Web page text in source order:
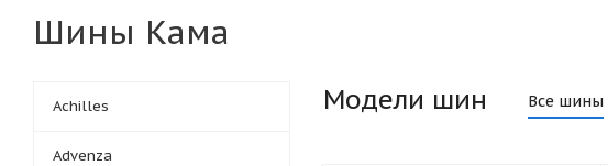
Шины Кама
Модели шин Все шины
Achilles
Advenza